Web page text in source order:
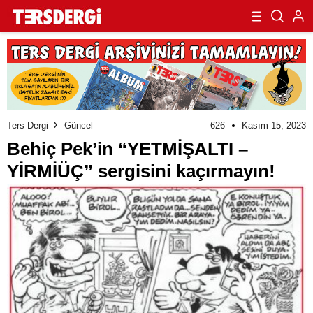
Ters Dergi Güncel 626 Kasım 15, 2023
Behiç Pek’in “YETMİŞALTI –
YİRMİÜÇ” sergisini kaçırmayın!